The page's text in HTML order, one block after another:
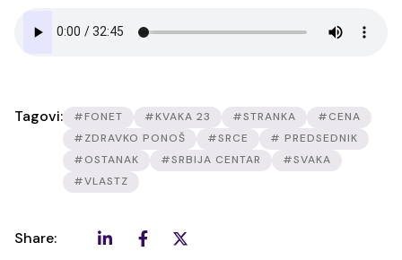
Tagovi: #FONET #KVAKA 23 #STRANKA
#CENA
#ZDRAVKO PONOŠ
#SRCE
# PREDSEDNIK
#OSTANAK
#SRBIJA CENTAR
#SVAKA
#VLASTZ
Share: